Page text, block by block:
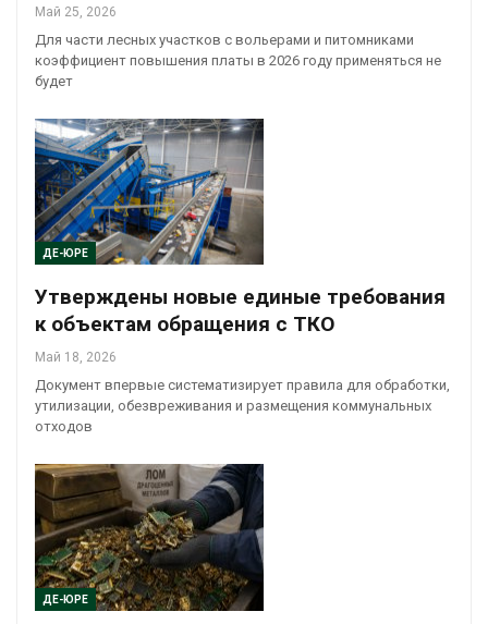
Май 25, 2026
Для части лесных участков с вольерами и питомниками
коэффициент повышения платы в 2026 году применяться не
будет
ДЕ-ЮРЕ
Утверждены новые единые требования
к объектам обращения с ТКО
Май 18, 2026
Документ впервые систематизирует правила для обработки,
утилизации, обезвреживания и размещения коммунальных
отходов
ДЕ-ЮРЕ